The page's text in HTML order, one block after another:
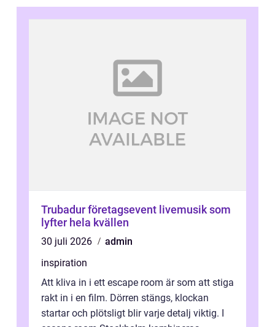
Trubadur företagsevent livemusik som
lyfter hela kvällen
30 juli 2026
admin
inspiration
Att kliva in i ett escape room är som att stiga
rakt in i en film. Dörren stängs, klockan
startar och plötsligt blir varje detalj viktig. I